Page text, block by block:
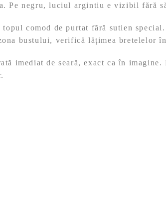
Pe negru, luciul argintiu e vizibil fără
comod de purtat fără sutien
bustului, verifică lățimea bretelelor
imediat de seară, exact ca în